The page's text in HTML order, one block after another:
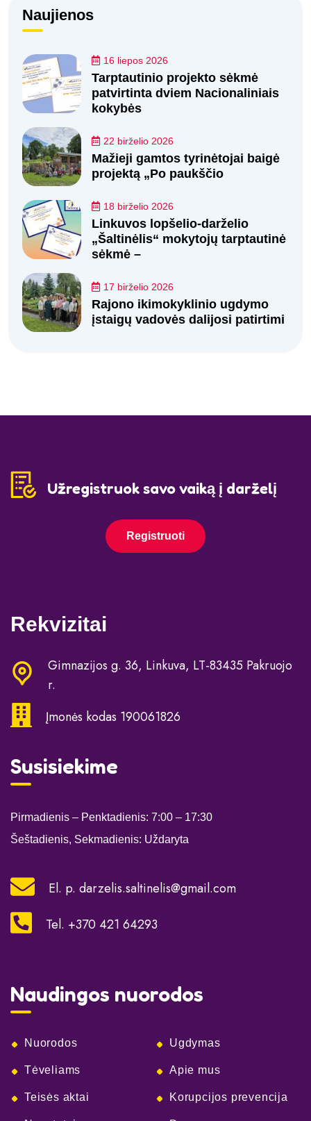
Naujienos
16 liepos 2026
Tarptautinio projekto sėkmė
patvirtinta dviem Nacionaliniais
kokybės
22 birželio 2026
Mažieji gamtos tyrinėtojai baigė
projektą „Po paukščio
18 birželio 2026
Linkuvos lopšelio-darželio
„Šaltinėlis“ mokytojų tarptautinė
sėkmė –
17 birželio 2026
Rajono ikimokyklinio ugdymo
įstaigų vadovės dalijosi patirtimi
Užregistruok savo vaiką į darželį
Registruoti
Rekvizitai
Gimnazijos g. 36, Linkuva, LT-83435 Pakruojo
r.
Įmonės kodas 190061826
Susisiekime
Pirmadienis – Penktadienis: 7:00 – 17:30
Šeštadienis, Sekmadienis: Uždaryta
El. p. darzelis.saltinelis@gmail.com
Tel. +370 421 64293
Naudingos nuorodos
Nuorodos Ugdymas
Tėveliams Apie mus
Teisės aktai Korupcijos prevencija